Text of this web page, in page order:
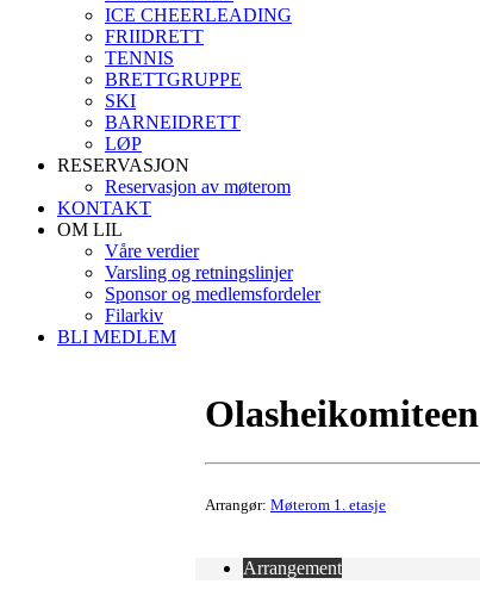
ICE CHEERLEADING
FRIIDRETT
TENNIS
BRETTGRUPPE
SKI
BARNEIDRETT
LØP
RESERVASJON
Reservasjon av møterom
KONTAKT
OM LIL
Våre verdier
Varsling og retningslinjer
Sponsor og medlemsfordeler
Filarkiv
BLI MEDLEM
Olasheikomiteen
Arrangør: Møterom 1. etasje
Arrangement